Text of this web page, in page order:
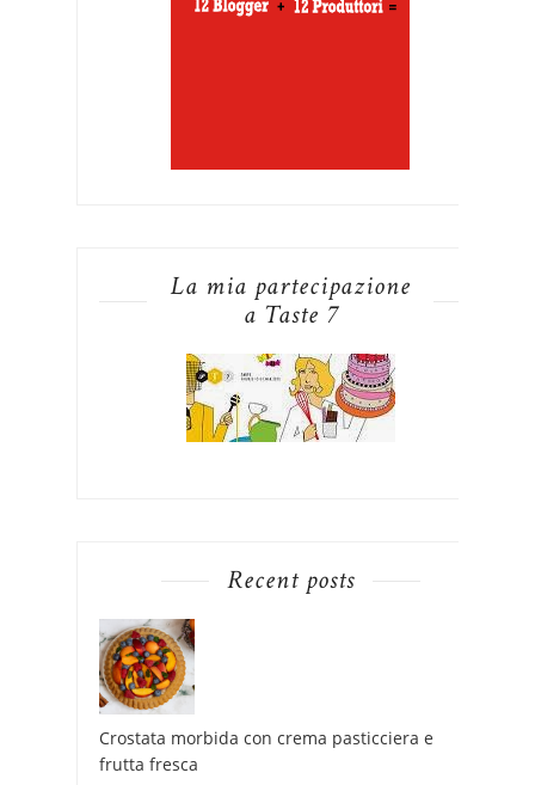
La mia partecipazione
a Taste 7
Recent posts
Crostata morbida con crema pasticciera e
frutta fresca